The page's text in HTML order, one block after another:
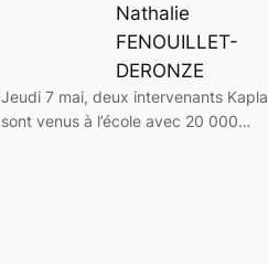
Nathalie
FENOUILLET-
DERONZE
Jeudi 7 mai, deux intervenants Kapla
sont venus à l’école avec 20 000…